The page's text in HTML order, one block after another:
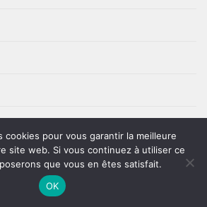
cookies pour vous garantir la meilleure
site web. Si vous continuez à utiliser ce
que vous en êtes satisfait.
OK